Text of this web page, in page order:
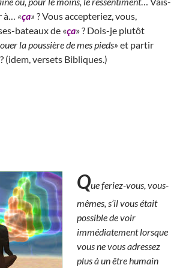
«ça» ? Vous accepteriez, vous,
bateaux de «ça» ? Dois-je plutôt
la poussière de mes pieds» et partir
(idem, versets Bibliques.)
Que feriez-vous, vous-
mêmes, s’il vous était
possible de voir
immédiatement lorsque
vous ne vous adressez
plus à un être humain